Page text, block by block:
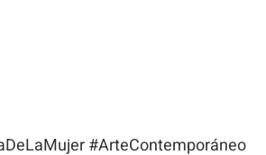
#ArteContemporáneo